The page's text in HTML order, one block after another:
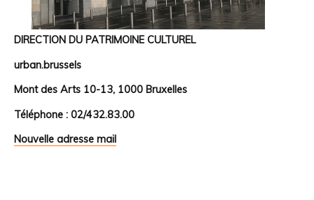
DIRECTION DU PATRIMOINE CULTUREL
urban.brussels
Mont des Arts 10-13, 1000 Bruxelles
Téléphone : 02/432.83.00
Nouvelle adresse mail